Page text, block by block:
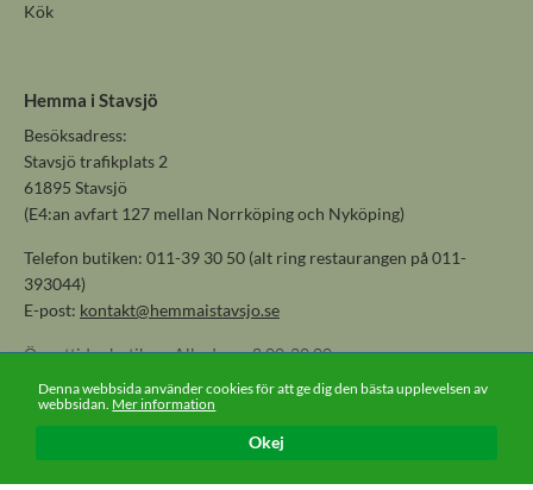
Okej
Denna webbsida använder cookies för att ge dig den bästa upplevelsen av
webbsidan. Mer information
Kök
Hemma i Stavsjö
Besöksadress:
Stavsjö trafikplats 2
61895 Stavsjö
(E4:an avfart 127 mellan Norrköping och Nyköping)
Telefon butiken: 011-39 30 50 (alt ring restaurangen på 011-
393044)
E-post: kontakt@hemmaistavsjo.se
Öppettider butiken: Alla dagar 8.00-20.00